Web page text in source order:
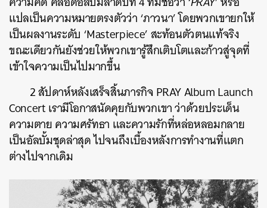
แปลเป็นความหมายตรงตัวว่า ‘ภาวนา’ โดยพวกเขายกให้
เป็นผลงานระดับ ‘Masterpiece’ สะท้อนตัวตนแท้จริง
ขณะเดียวกันยังช่วยให้พวกเขารู้สึกเติบโตและก้าวสู่จุดที่
เข้าใจความเป็นไปมากขึ้น
2 สัปดาห์หลังเสร็จสิ้นภารกิจ PRAY Album Launch
Concert เรามีโอกาสนัดคุยกับพวกเขา ว่าด้วยประเด็น
ความตาย ความศรัทธา และความรักที่หล่อหลอมกลาย
เป็นอัลบั้มชุดล่าสุด ไปจนถึงเบื้องหลังการทำงานที่แตก
ต่างไปจากเดิม